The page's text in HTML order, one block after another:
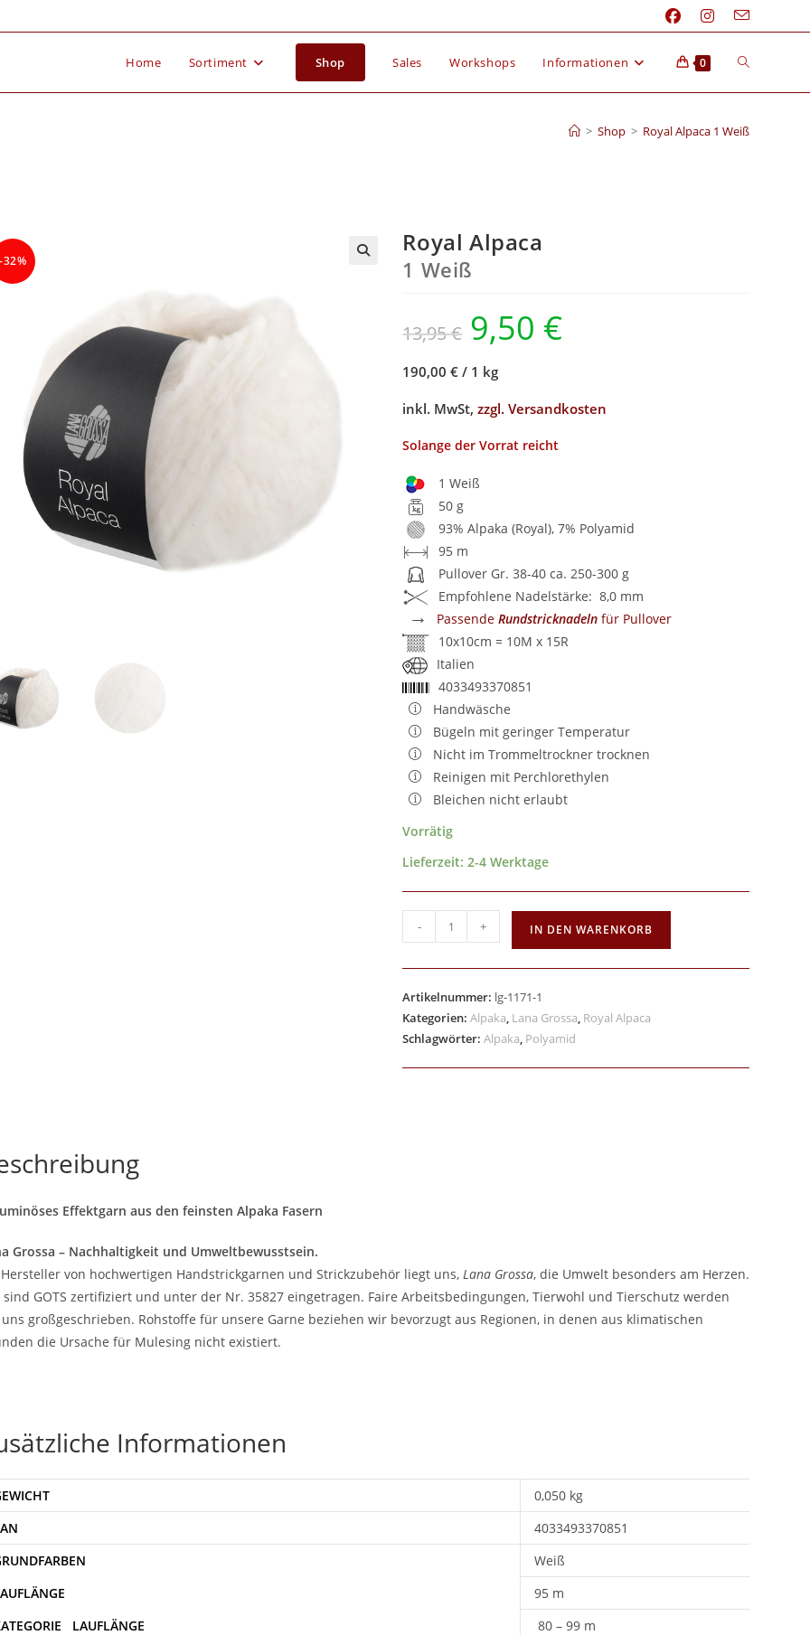
Home Sortiment Shop Sales Workshops Informationen 0
> Shop > Royal Alpaca 1 Weiß
-32%
Royal Alpaca
1 Weiß
13,95€ 9,50 €
190,00 € / 1 kg
inkl. MwSt,zzgl. Versandkosten
Solange der Vorrat reicht
1 Weiß
50 g
93% Alpaka (Royal), 7% Polyamid
95 m
Pullover Gr. 38-40 ca. 250-300 g
Empfohlene Nadelstärke: 8,0 mm
→ PassendeRundstricknadeln für Pullover
10x10cm = 10M x 15R
Italien
4033493370851
Handwäsche
Bügeln mit geringer Temperatur
Nicht im Trommeltrockner trocknen
Reinigen mit Perchlorethylen
Bleichen nicht erlaubt
Vorrätig
Lieferzeit:2-4 Werktage
- + IN DEN WARENKORB
Artikelnummer: lg-1171-1
Kategorien:Alpaka, Lana Grossa, Royal Alpaca
Schlagwörter:Alpaka, Polyamid
Effektgarn aus den feinsten Alpaka Fasern
Grossa – Nachhaltigkeit und Umweltbewusstsein.
von hochwertigen Handstrickgarnen und Strickzubehör liegt uns, Lana Grossa, die Umwelt besonders am Herzen.
sind GOTS zertifiziert und unter der Nr. 35827 eingetragen. Faire Arbeitsbedingungen, Tierwohl und Tierschutz werden
großgeschrieben. Rohstoffe für unsere Garne beziehen wir bevorzugt aus Regionen, in denen aus klimatischen
die Ursache für Mulesing nicht existiert.
Informationen
0,050 kg
4033493370851
Weiß
95 m
80 – 99 m